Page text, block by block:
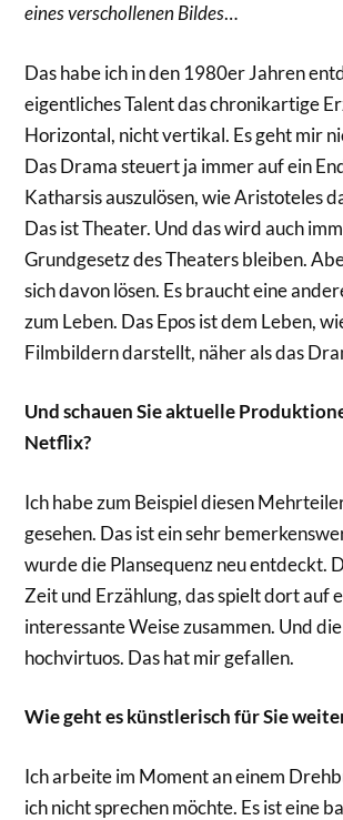
eines verschollenen Bildes…
Das habe ich in den 1980er Jahren
eigentliches Talent das chronikartige
Horizontal, nicht vertikal. Es geht mir
Das Drama steuert ja immer auf ein
Katharsis auszulösen, wie Aristoteles
Das ist Theater. Und das wird auch
Grundgesetz des Theaters bleiben.
sich davon lösen. Es braucht eine
zum Leben. Das Epos ist dem Leben,
Filmbildern darstellt, näher als das
Und schauen Sie aktuelle
Netflix?
Ich habe zum Beispiel diesen
gesehen. Das ist ein sehr
wurde die Plansequenz neu entdeckt.
Zeit und Erzählung, das spielt dort auf
interessante Weise zusammen. Und
hochvirtuos. Das hat mir gefallen.
Wie geht es künstlerisch für Sie
Ich arbeite im Moment an einem
ich nicht sprechen möchte. Es ist eine